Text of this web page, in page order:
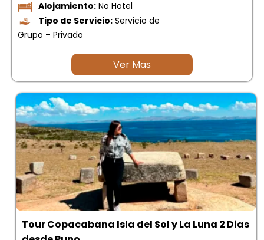
Alojamiento: No Hotel
Tipo de Servicio: Servicio de
Grupo – Privado
Ver Mas
Tour Copacabana Isla del Sol y La Luna 2 Dias